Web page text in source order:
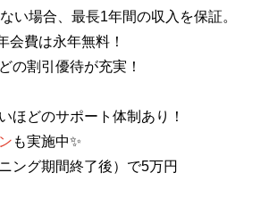
い場合、最長1年間の収入を保証。
会費は永年無料！
の割引優待が充実！
ほどのサポート体制あり！
も実施中✨
ング期間終了後）で5万円
円